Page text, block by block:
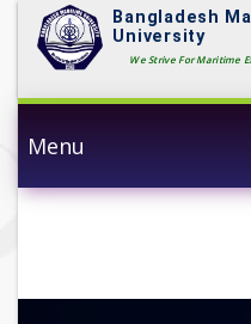
Bangladesh
University
We Strive For Maritime
Menu